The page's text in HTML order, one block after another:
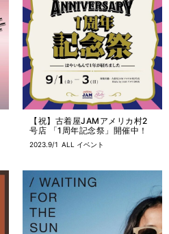
【祝】古着屋JAMアメリカ村2
号店 「1周年記念祭」開催中！
2023.9/1 ALL イベント